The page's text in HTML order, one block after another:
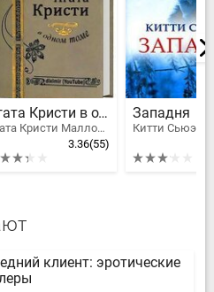
Агата Кристи в одном томе
Агата Кристи Маллован
3.36(55)
Западня
Китти Сьюэлл
клиент: эротические